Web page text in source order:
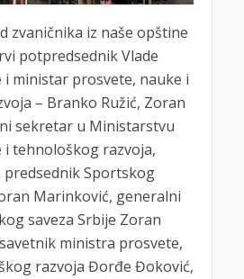
zvaničnika iz naše opštine
potpredsednik Vlade
i ministar prosvete, nauke i
– Branko Ružić, Zoran
sekretar u Ministarstvu
i tehnološkog razvoja,
predsednik Sportskog
Marinković, generalni
saveza Srbije Zoran
ministra prosvete,
razvoja Đorđe Đoković,